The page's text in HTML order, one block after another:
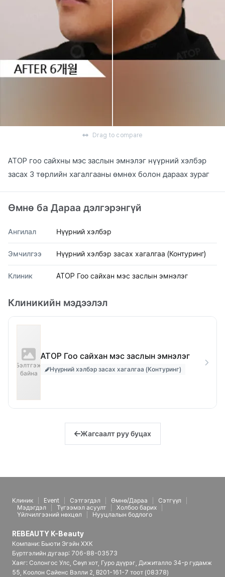
Drag to compare
ATOP гоо сайхны мэс заслын эмнэлэг нүүрний хэлбэр
засах 3 төрлийн хагалгааны өмнөх болон дараах зураг
Өмнө ба Дараа дэлгэрэнгүй
Ангилал Нүүрний хэлбэр
Эмчилгээ Нүүрний хэлбэр засах хагалгаа (Контуринг)
Клиник ATOP Гоо сайхан мэс заслын эмнэлэг
Клиникийн мэдээлэл
Бэлтгэж
байна
ATOP Гоо сайхан мэс заслын эмнэлэг
Нүүрний хэлбэр засах хагалгаа (Контуринг)
Жагсаалт руу буцах
Клиник Event Сэтгэгдэл Өмнө/Дараа
Сэтгүүл
Мэдэгдэл
Түгээмэл асуулт
Холбоо барих
Үйлчилгээний нөхцөл
Нууцлалын бодлого
REBEAUTY K-Beauty
Компани: Бьюти Эгэйн ХХК
Бүртгэлийн дугаар: 706-88-03573
Хаяг: Солонгос Улс, Сөүл хот, Гуро дүүрэг, Дижиталло 34-р гудамж
55, Коолон Сайенс Вэлли 2, B201-161-7 тоот (08378)